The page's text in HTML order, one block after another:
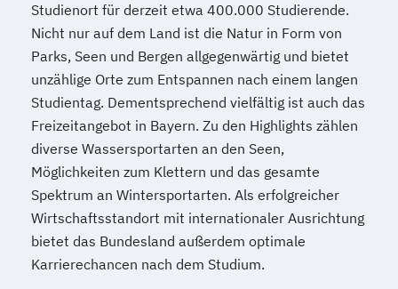
Spanisch Sprachkurs C2
Spezialist*in Automatisierungstechnik
Spezialist*in Big Data
Spezialist*in CAD Konstruktion und
Simulation
Spezialist*in Controlling
Spezialist*in Embedded Systems
Spezialist*in Industrial Data Science
Spezialist*in Informationssysteme
Spezialist*in Logistik 4.0
Spezialist*in Produktion 4.0
Studienort für derzeit etwa 400.000 Studierende.
Nicht nur auf dem Land ist die Natur in Form von
Parks, Seen und Bergen allgegenwärtig und bietet
unzählige Orte zum Entspannen nach einem langen
Studientag. Dementsprechend vielfältig ist auch das
Freizeitangebot in Bayern. Zu den Highlights zählen
diverse Wassersportarten an den Seen,
Möglichkeiten zum Klettern und das gesamte
Spektrum an Wintersportarten. Als erfolgreicher
Wirtschaftsstandort mit internationaler Ausrichtung
bietet das Bundesland außerdem optimale
Karrierechancen nach dem Studium.